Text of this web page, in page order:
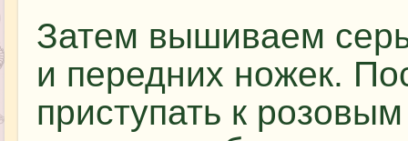
Затем вышиваем
и передних ножек.
приступать к